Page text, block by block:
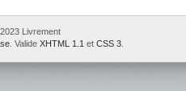
Livrement
. Valide XHTML 1.1 et CSS 3